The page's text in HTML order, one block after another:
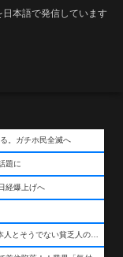
本語で発信しています
。ガチホ民全滅へ
題に
経爆上げへ
【高市格差】キオクシア株を買う400万円を用意出来る日本人とそうでない貧乏人の差が超広まるって事よ